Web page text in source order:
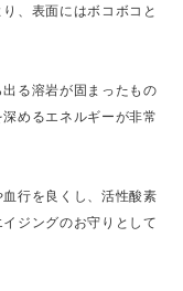
、表面にはボコボコと
る溶岩が固まったもの
めるエネルギーが非常
行を良くし、活性酸素
ジングのお守りとして